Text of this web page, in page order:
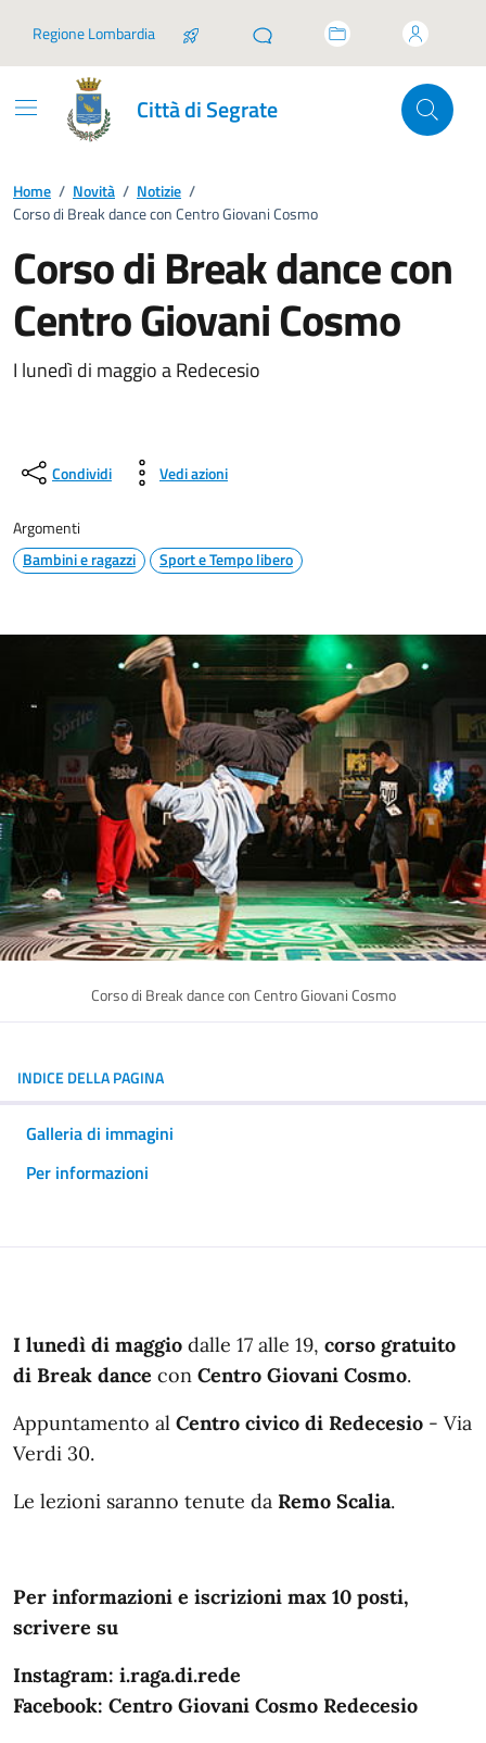
Regione Lombardia
Città di Segrate
Home / Novità / Notizie /
Corso di Break dance con Centro Giovani Cosmo
Corso di Break dance con
Centro Giovani Cosmo
I lunedì di maggio a Redecesio
Condividi Vedi azioni
Argomenti
Bambini e ragazzi
Sport e Tempo libero
Corso di Break dance con Centro Giovani Cosmo
INDICE DELLA PAGINA
Galleria di immagini
Per informazioni
I lunedì di maggio dalle 17 alle 19, corso gratuito
di Break dance con Centro Giovani Cosmo.
Appuntamento al Centro civico di Redecesio - Via
Verdi 30.
Le lezioni saranno tenute da Remo Scalia.
Per informazioni e iscrizioni max 10 posti,
scrivere su
Instagram: i.raga.di.rede
Facebook: Centro Giovani Cosmo Redecesio